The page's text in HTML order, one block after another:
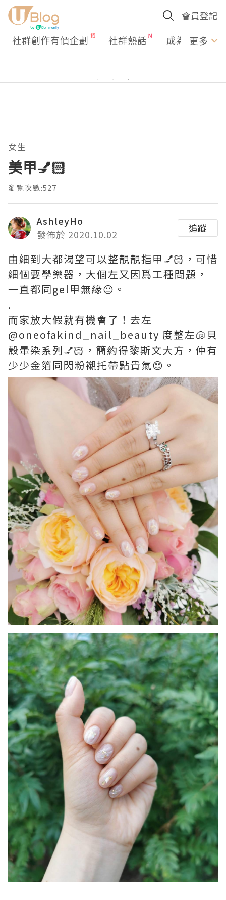
會員登記
社群創作有價企劃 社群熱話 成為U更多
女生
美甲💅🏻
瀏覽次數:527
AshleyHo
發佈於 2020.10.02
追蹤
由細到大都渴望可以整靚靚指甲💅🏻，可惜
細個要學樂器，大個左又因爲工種問題，
一直都同gel甲無緣😐。
.
而家放大假就有機會了！去左
@oneofakind_nail_beauty 度整左🐚貝
殼暈染系列💅🏻，簡約得黎斯文大方，仲有
少少金箔同閃粉襯托帶點貴氣😍。